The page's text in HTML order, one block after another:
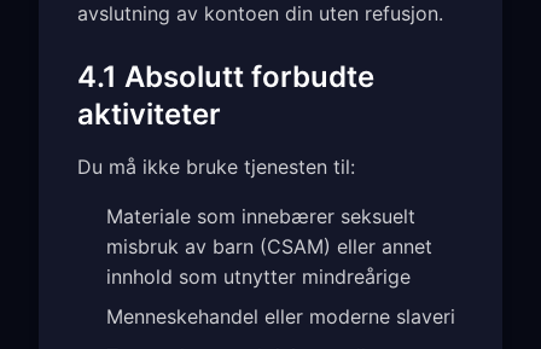
avslutning av kontoen din uten refusjon.
4.1 Absolutt forbudte
aktiviteter
Du må ikke bruke tjenesten til:
Materiale som innebærer seksuelt
misbruk av barn (CSAM) eller annet
innhold som utnytter mindreårige
Menneskehandel eller moderne slaveri